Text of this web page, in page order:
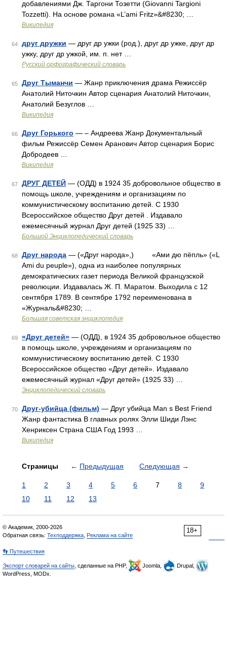
добавлениями Дж. Таргони Тозетти (Giovanni Targioni
Tozzetti). На основе романа «L’ami Fritz»&#8230; …
Википедия
64 друг дружки — друг др ужки (род.), друг др ужке, друг др
ужку, друг др ужкой, им. п. нет …
Русский орфографический словарь
65 Друг Тыманчи — Жанр приключения драма Режиссёр
Анатолий Ниточкин Автор сценария Анатолий Ниточкин,
Анатолий Безуглов …
Википедия
66 Друг Горького — – Андреева Жанр Документальный
фильм Режиссёр Семен Аранович Автор сценария Борис
Добродеев …
Википедия
67 ДРУГ ДЕТЕЙ — (ОДД) в 1924 35 добровольное общество в
помощь школе, учреждениям и организациям по
коммунистическому воспитанию детей. С 1930
Всероссийское общество Друг детей . Издавало
ежемесячный журнал Друг детей (1925 33) …
Большой Энциклопедический словарь
68 Друг народа — («Друг народа»,) «Ами дю пёпль» («L
Ami du peuple»), одна из наиболее популярных
демократических газет периода Великой французской
революции. Издавалась Ж. П. Маратом. Выходила с 12
сентября 1789. В сентябре 1792 переименована в
«Журналь&#8230; …
Большая советская энциклопедия
69 «Друг детей» — (ОДД), в 1924 35 добровольное общество
в помощь школе, учреждениям и организациям по
коммунистическому воспитанию детей. С 1930
Всероссийское общество «Друг детей». Издавало
ежемесячный журнал «Друг детей» (1925 33) …
Энциклопедический словарь
70 Друг-убийца (фильм) — Друг убийца Man s Best Friend
Жанр фантастика В главных ролях Элли Шиди Лэнс
Хенриксен Страна США Год 1993 …
Википедия
Страницы ← Предыдущая Следующая →
1 2 3 4 5 6 7 8
9
10
11 12 13
18+
© Академик, 2000-2026
Обратная связь: Техподдержка Реклама на сайте
👣 Путешествия
Экспорт словарей на сайты , сделанные на PHP, Joomla,
Drupal,
WordPress, MODx.